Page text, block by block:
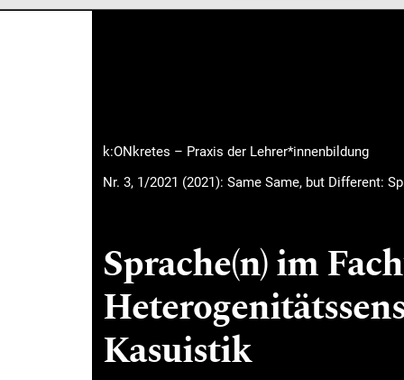
k:ONkretes – Praxis der Lehrer*innenbildung
Nr. 3, 1/2021 (2021): Same Same, but Different:
Sprache(n) im
Kasuistik